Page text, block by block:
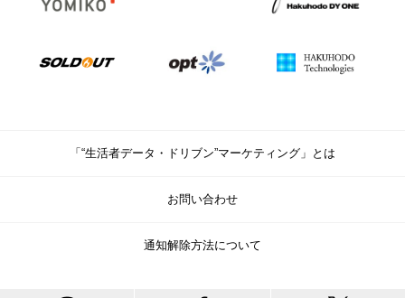
「“生活者データ・ドリブン”マーケティング」とは
お問い合わせ
通知解除方法について